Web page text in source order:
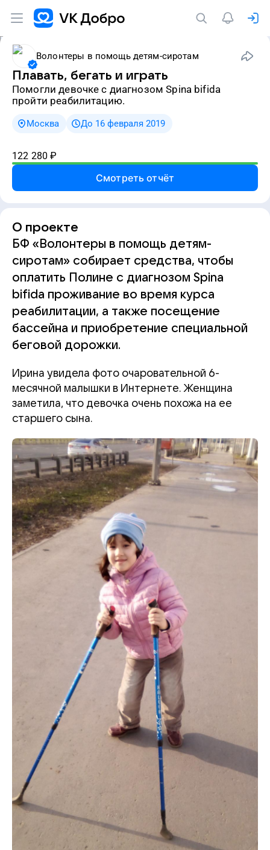
Волонтеры в помощь детям-сиротам
Плавать, бегать и играть
Помогли девочке с диагнозом Spina bifida
пройти реабилитацию.
Москва До 16 февраля 2019
122 280 ₽
Смотреть отчёт
О проекте
БФ «Волонтеры в помощь детям-
сиротам» собирает средства, чтобы
оплатить Полине с диагнозом Spina
bifida проживание во время курса
реабилитации, а также посещение
бассейна и приобретение специальной
беговой дорожки.
Ирина увидела фото очаровательной 6-
месячной малышки в Интернете. Женщина
заметила, что девочка очень похожа на ее
старшего сына.